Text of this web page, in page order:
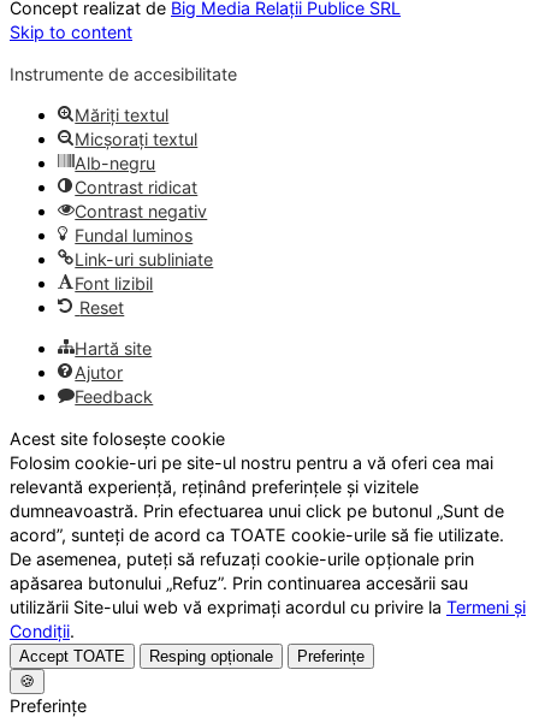
Concept realizat de Big Media Relații Publice SRL
Skip to content
Instrumente de accesibilitate
Măriți textul
Micșorați textul
Alb-negru
Contrast ridicat
Contrast negativ
Fundal luminos
Link-uri subliniate
Font lizibil
Reset
Hartă site
Ajutor
Feedback
Acest site folosește cookie
Folosim cookie-uri pe site-ul nostru pentru a vă oferi cea mai
relevantă experiență, reținând preferințele și vizitele
dumneavoastră. Prin efectuarea unui click pe butonul „Sunt de
acord”, sunteți de acord ca TOATE cookie-urile să fie utilizate.
De asemenea, puteți să refuzați cookie-urile opționale prin
apăsarea butonului „Refuz”. Prin continuarea accesării sau
utilizării Site-ului web vă exprimați acordul cu privire la Termeni și
Condiții.
Accept TOATE Resping opționale
Preferințe
🍪
Preferințe